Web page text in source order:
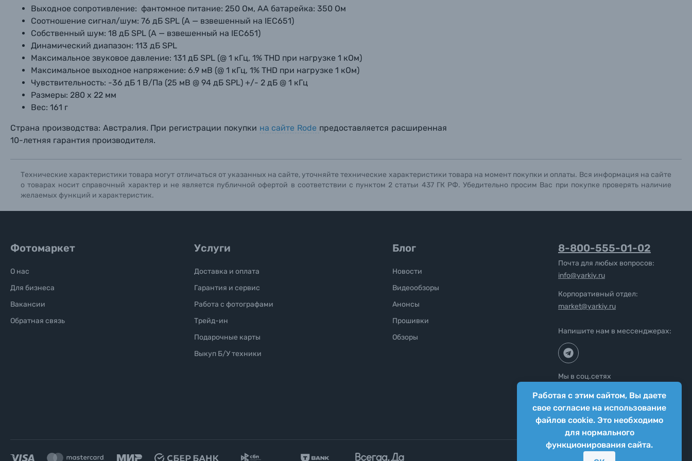
Уценённые товары
Выходное сопротивление: фантомное питание: 250 Ом, АА батарейка: 350 Ом
Соотношение сигнал/шум: 76 дБ SPL (A — взвешенный на IEC651)
Собственный шум: 18 дБ SPL (A — взвешенный на IEC651)
Динамический диапазон: 113 дБ SPL
Максимальное звуковое давление: 131 дБ SPL (@ 1 кГц, 1% THD при нагрузке 1 кОм)
Максимальное выходное напряжение: 6.9 мВ (@ 1 кГц, 1% THD при нагрузке 1 кОм)
Чувствительность: -36 дБ 1 В/Па (25 мВ @ 94 дБ SPL) +/- 2 дБ @ 1 кГц
Размеры: 280 х 22 мм
Вес: 161 г
Страна производства: Австралия. При регистрации покупки на сайте Rode предоставляется расширенная
10-летняя гарантия производителя.
Технические характеристики товара могут отличаться от указанных на сайте, уточняйте технические характеристики товара на момент покупки и оплаты. Вся информация на сайте
о товарах носит справочный характер и не является публичной офертой в соответствии с пунктом 2 статьи 437 ГК РФ. Убедительно просим Вас при покупке проверять наличие
желаемых функций и характеристик.
Работая с этим сайтом, Вы даете
свое согласие на использование
файлов cookie. Это необходимо
для нормального
функционирования сайта.
Фотомаркет
О нас
Для бизнеса
Вакансии
Обратная связь
Услуги
Доставка и оплата
Гарантия и сервис
Работа с фотографами
Трейд-ин
Подарочные карты
Выкуп Б/У техники
Блог
Новости
Видеообзоры
Анонсы
Прошивки
Обзоры
8-800-555-01-02
Почта для любых вопросов:
info@yarkiy.ru
Корпоративный отдел:
market@yarkiy.ru
Напишите нам в мессенджерах:
Мы в соц.сетях